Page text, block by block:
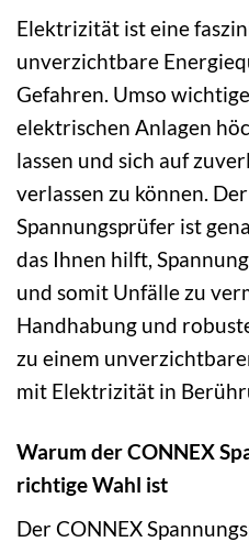
Elektrizität ist eine
unverzichtbare
Gefahren. Umso
elektrischen Anlagen
lassen und sich auf
verlassen zu können.
Spannungsprüfer ist
das Ihnen hilft,
und somit Unfälle zu
Handhabung und
zu einem
mit Elektrizität in
Warum der CONNEX
richtige Wahl ist
Der CONNEX